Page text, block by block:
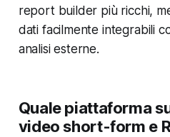
report builder più ricchi,
dati facilmente integrabili
analisi esterne.
Quale piattaforma
video short-form e